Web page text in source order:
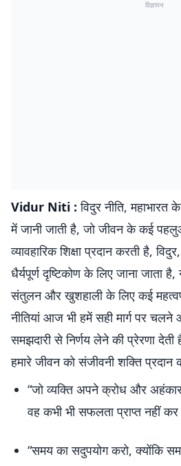
विज्ञापन
Vidur Niti :विदुर नीति,
में जानी जाती है, जो जीवन के कई
व्यावहारिक शिक्षा प्रदान करती है,
धैर्यपूर्ण दृष्टिकोण के लिए जाना जाता
संतुलन और खुशहाली के लिए कई
नीतियां आज भी हमें सही मार्ग पर चलने
समझदारी से निर्णय लेने की प्रेरणा
हमारे जीवन को संजीवनी शक्ति प्रदान
“जो व्यक्ति अपने क्रोध और
वह कभी भी सफलता प्राप्त नहीं
“समय का सदुपयोग करो, क्योंकि